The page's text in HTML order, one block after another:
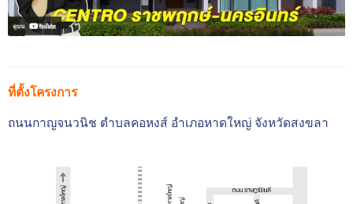
ที่ตั้งโครงการ
ถนนกาญจนวนิช ตำบลคอหงส์ อำเภอหาดใหญ่ จังหวัดสงขลา